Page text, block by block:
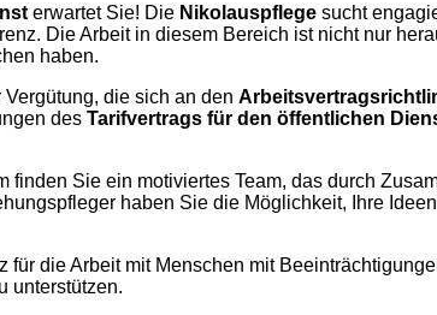
erwartet Sie! Die Nikolauspflege sucht
Die Arbeit in diesem Bereich ist nicht nur
haben.
Vergütung, die sich an den
des Tarifvertrags für den öffentlichen
Sie ein motiviertes Team, das durch
haben Sie die Möglichkeit, Ihre
für die Arbeit mit Menschen mit
unterstützen.